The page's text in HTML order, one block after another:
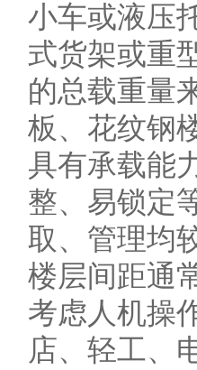
小车或液压
式货架或重
的总载重量
板、花纹钢
具有承载能
整、易锁定
取、管理均
楼层间距通
考虑人机操
店、轻工、